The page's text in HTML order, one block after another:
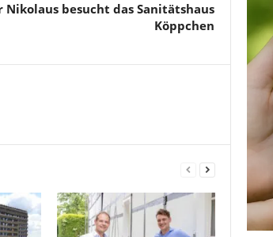
Nikolaus besucht das Sanitätshaus
Köppchen